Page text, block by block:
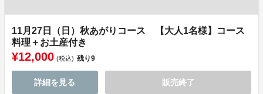
11月27日（日）秋あがりコース 【大人1名様】コース
料理＋お土産付き
¥12,000 (税込) 残り9
詳細を見る 販売終了